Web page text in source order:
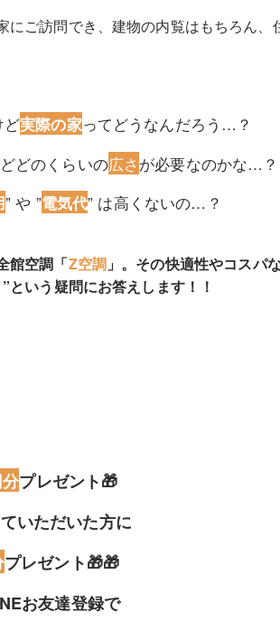
にご訪問でき、建物の内覧はもちろん、
ど実際の家ってどうなんだろう…？
どのくらいの広さが必要なのかな…？
” や ”電気代” は高くないの…？
館空調「Z空調 」。その快適性やコスパ
という疑問にお答えします！！
プレゼント🎁
いただいた方に
プレゼント🎁🎁
お友達登録で